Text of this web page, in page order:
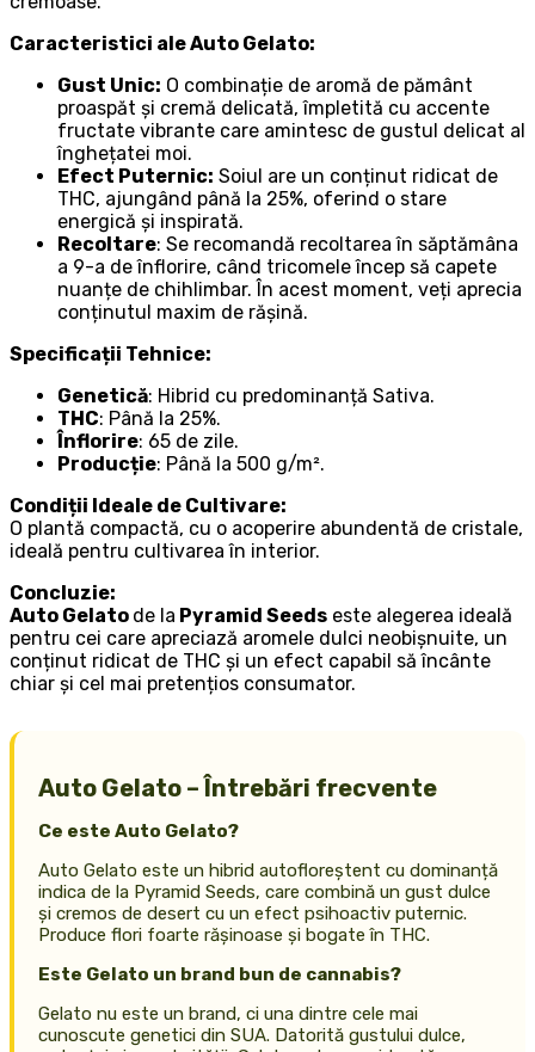
Caracteristici ale Auto Gelato:
Gust Unic: O combinație de aromă de pământ
proaspăt și cremă delicată, împletită cu accente
fructate vibrante care amintesc de gustul delicat al
înghețatei moi.
Efect Puternic: Soiul are un conținut ridicat de
THC, ajungând până la 25%, oferind o stare
energică și inspirată.
Recoltare: Se recomandă recoltarea în săptămâna
a 9-a de înflorire, când tricomele încep să capete
nuanțe de chihlimbar. În acest moment, veți aprecia
conținutul maxim de rășină.
Specificații Tehnice:
Genetică: Hibrid cu predominanță Sativa.
THC: Până la 25%.
Înflorire: 65 de zile.
Producție: Până la 500 g/m².
Condiții Ideale de Cultivare:
O plantă compactă, cu o acoperire abundentă de cristale,
ideală pentru cultivarea în interior.
Concluzie:
Auto Gelato de la Pyramid Seeds este alegerea ideală
pentru cei care apreciază aromele dulci neobișnuite, un
conținut ridicat de THC și un efect capabil să încânte
chiar și cel mai pretențios consumator.
Auto Gelato – Întrebări frecvente
Ce este Auto Gelato?
Auto Gelato este un hibrid autofloreștent cu dominanță
indica de la Pyramid Seeds, care combină un gust dulce
și cremos de desert cu un efect psihoactiv puternic.
Produce flori foarte rășinoase și bogate în THC.
Este Gelato un brand bun de cannabis?
Gelato nu este un brand, ci una dintre cele mai
cunoscute genetici din SUA. Datorită gustului dulce,